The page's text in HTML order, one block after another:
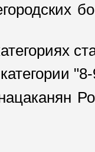
"8-